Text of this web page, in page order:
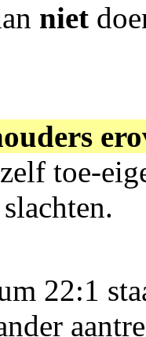
niet
toe-
22:1